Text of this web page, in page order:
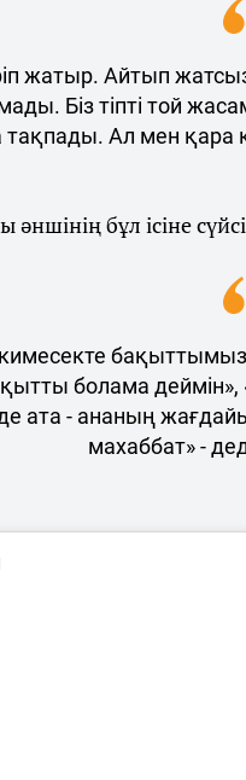
жатыр. Айтып
Біз тіпті той
тақпады. Ал мен қара
бұл ісіне
болама деймін»,
ата - ананың
махаббат» -